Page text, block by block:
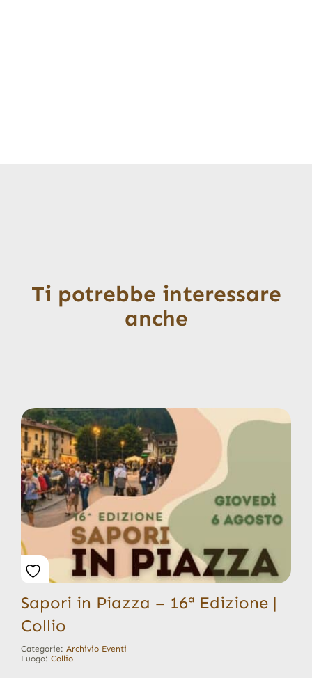
Ti potrebbe interessare
anche
Sapori in Piazza – 16ª Edizione |
Collio
Categorie: Archivio Eventi
Luogo: Collio